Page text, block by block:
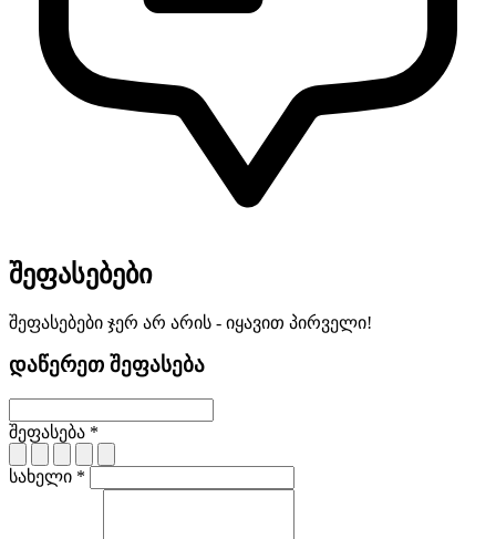
შეფასებები
შეფასებები ჯერ არ არის - იყავით პირველი!
დაწერეთ შეფასება
შეფასება *
სახელი *